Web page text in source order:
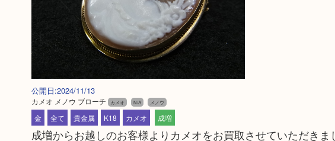
公開日:2024/11/13
カメオ メノウ ブローチ カメオ N/A メノウ
金 全て 貴金属 K18 カメオ 成増
成増からお越しのお客様よりカメオをお買取させていただきま